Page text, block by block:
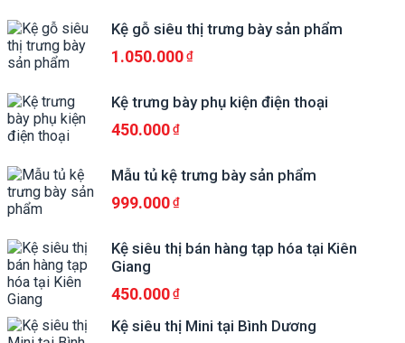
Kệ gỗ siêu thị trưng bày sản phẩm
1.050.000
Kệ trưng bày phụ kiện điện thoại
450.000
Mẫu tủ kệ trưng bày sản phẩm
999.000
Kệ siêu thị bán hàng tạp hóa tại Kiên
Giang
450.000
Kệ siêu thị Mini tại Bình Dương